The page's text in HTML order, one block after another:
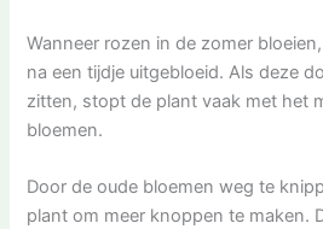
Wanneer rozen in de zomer
na een tijdje uitgebloeid. Als deze
zitten, stopt de plant vaak met het
bloemen.
Door de oude bloemen weg te
plant om meer knoppen te maken.